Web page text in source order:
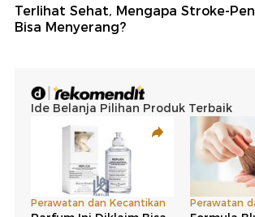
Terlihat Sehat, Mengapa Stroke-
Bisa Menyerang?